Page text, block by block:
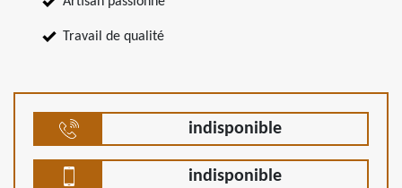
Travail de qualité
indisponible
indisponible